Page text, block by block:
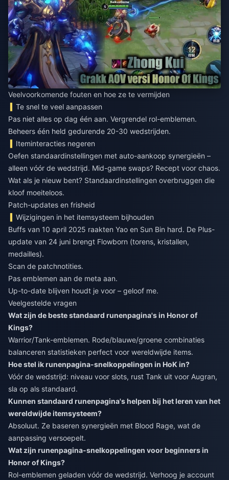
Veelvoorkomende fouten en hoe ze te vermijden
Te snel te veel aanpassen
Pas niet alles op dag één aan. Vergrendel rol-emblemen.
Beheers één held gedurende 20-30 wedstrijden.
Iteminteracties negeren
Oefen standaardinstellingen met auto-aankoop synergieën –
alleen vóór de wedstrijd. Mid-game swaps? Recept voor chaos.
Wat als je nieuw bent? Standaardinstellingen overbruggen die
kloof moeiteloos.
Patch-updates en frisheid
Wijzigingen in het itemsysteem bijhouden
Buffs van 10 april 2025 raakten Yao en Sun Bin hard. De Plus-
update van 24 juni brengt Flowborn (torens, kristallen,
medailles).
Scan de patchnotities.
Pas emblemen aan de meta aan.
Up-to-date blijven houdt je voor – geloof me.
Veelgestelde vragen
Wat zijn de beste standaard runenpagina's in Honor of
Kings?
Warrior/Tank-emblemen. Rode/blauwe/groene combinaties
balanceren statistieken perfect voor wereldwijde items.
Hoe stel ik runenpagina-snelkoppelingen in HoK in?
Vóór de wedstrijd: niveau voor slots, rust Tank uit voor Augran,
sla op als standaard.
Kunnen standaard runenpagina's helpen bij het leren van het
wereldwijde itemsysteem?
Absoluut. Ze baseren synergieën met Blood Rage, wat de
aanpassing versoepelt.
Wat zijn runenpagina-snelkoppelingen voor beginners in
Honor of Kings?
Rol-emblemen geladen vóór de wedstrijd. Verhoog je account